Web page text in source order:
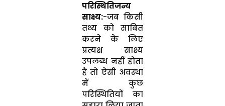
परिस्थितिजन्य
साक्ष्य:-जब किसी
तथ्य को साबित
करने के लिए
प्रत्यक्ष साक्ष्य
उपलब्ध नहीं होता
है तो ऐसी अवस्था
में कुछ
परिस्थितियों का